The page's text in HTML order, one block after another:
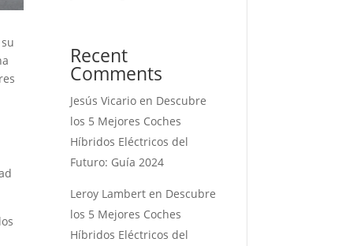
Recent
Comments
Jesús Vicario en Descubre
los 5 Mejores Coches
Híbridos Eléctricos del
Futuro: Guía 2024
Leroy Lambert en Descubre
los 5 Mejores Coches
Híbridos Eléctricos del